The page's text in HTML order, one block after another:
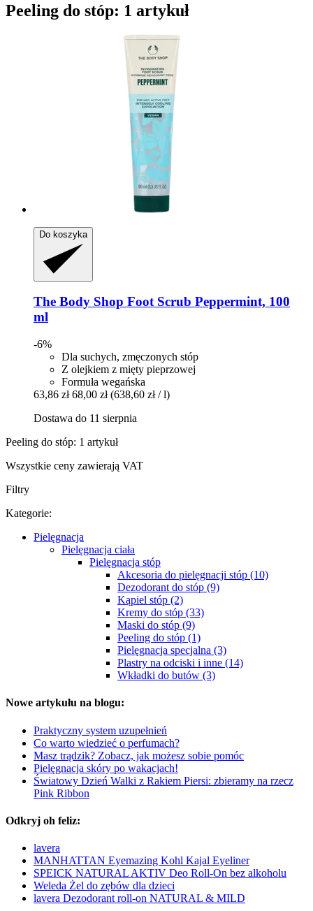
Peeling do stóp: 1 artykuł
Do koszyka
The Body Shop Foot Scrub Peppermint, 100
ml
-6%
Dla suchych, zmęczonych stóp
Z olejkiem z mięty pieprzowej
Formuła wegańska
63,86 zł 68,00 zł (638,60 zł / l)
Dostawa do 11 sierpnia
Peeling do stóp: 1 artykuł
Wszystkie ceny zawierają VAT
Filtry
Kategorie:
Pielęgnacja
Pielęgnacja ciała
Pielęgnacja stóp
Akcesoria do pielęgnacji stóp (10)
Dezodorant do stóp (9)
Kąpiel stóp (2)
Kremy do stóp (33)
Maski do stóp (9)
Peeling do stóp (1)
Pielęgnacja specjalna (3)
Plastry na odciski i inne (14)
Wkładki do butów (3)
Nowe artykułu na blogu:
Praktyczny system uzupełnień
Co warto wiedzieć o perfumach?
Masz trądzik? Zobacz, jak możesz sobie pomóc
Pielęgnacja skóry po wakacjach!
Światowy Dzień Walki z Rakiem Piersi: zbieramy na rzecz
Pink Ribbon
Odkryj oh feliz:
lavera
MANHATTAN Eyemazing Kohl Kajal Eyeliner
SPEICK NATURAL AKTIV Deo Roll-On bez alkoholu
Weleda Żel do zębów dla dzieci
lavera Dezodorant roll-on NATURAL & MILD